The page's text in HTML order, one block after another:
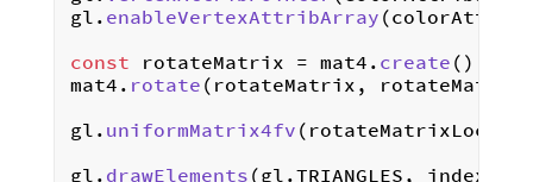
gl. enableVertexAttribArray
const rotateMatrix = mat4. create ();
mat4. rotate (rotateMatrix,
gl. uniformMatrix4fv
gl. drawElements (gl.TRIANGLES , index.